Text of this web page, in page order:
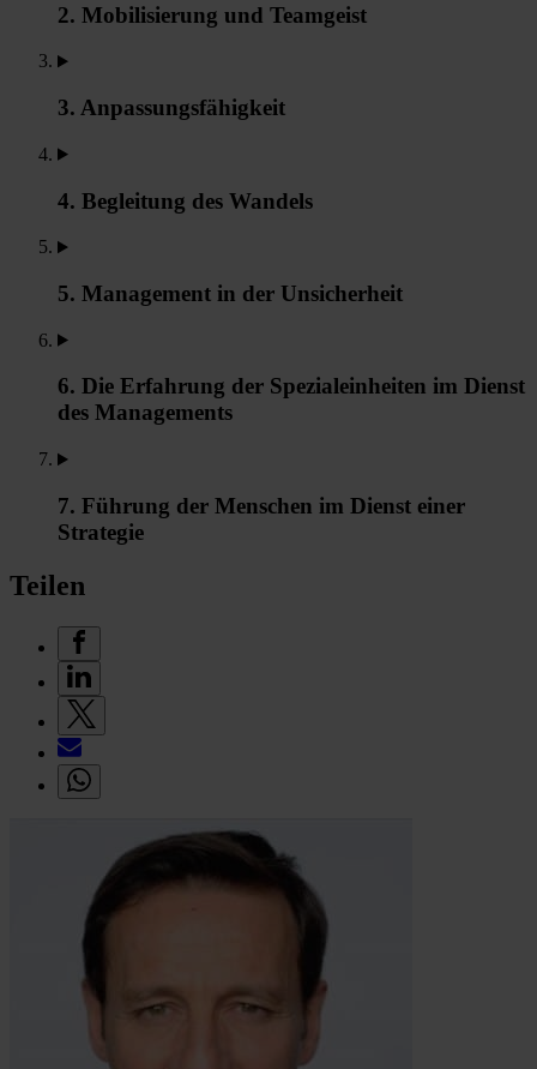
2. Mobilisierung und Teamgeist
3. Anpassungsfähigkeit
4. Begleitung des Wandels
5. Management in der Unsicherheit
6. Die Erfahrung der Spezialeinheiten im Dienst
des Managements
7. Führung der Menschen im Dienst einer
Strategie
Teilen